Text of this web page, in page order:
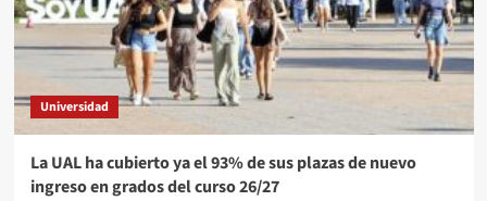
Universidad
La UAL ha cubierto ya el 93% de sus plazas de nuevo
ingreso en grados del curso 26/27